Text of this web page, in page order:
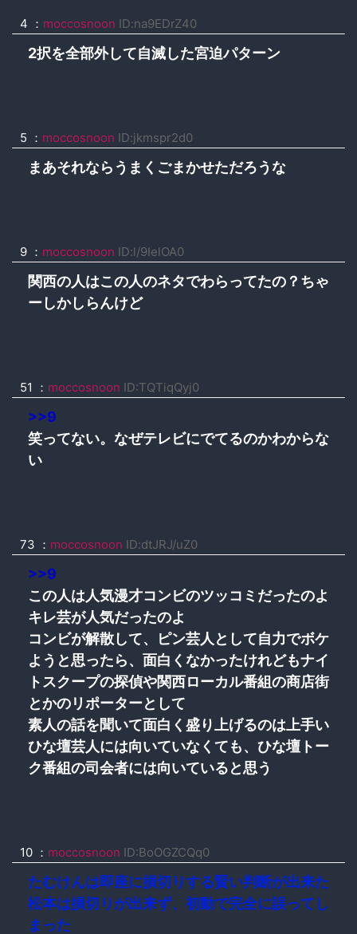
4 ： moccosnoon ID:na9EDrZ40
2択を全部外して自滅した宮迫パターン
5 ： moccosnoon ID:jkmspr2d0
まあそれならうまくごまかせただろうな
9 ： moccosnoon ID:l/9IelOA0
関西の人はこの人のネタでわらってたの？ちゃ
ーしかしらんけど
51 ： moccosnoon ID:TQTiqQyj0
>>9
笑ってない。なぜテレビにでてるのかわからな
い
73 ： moccosnoon ID:dtJRJ/uZ0
>>9
この人は人気漫才コンビのツッコミだったのよ
キレ芸が人気だったのよ
コンビが解散して、ピン芸人として自力でボケ
ようと思ったら、面白くなかったけれどもナイ
トスクープの探偵や関西ローカル番組の商店街
とかのリポーターとして
素人の話を聞いて面白く盛り上げるのは上手い
ひな壇芸人には向いていなくても、ひな壇トー
ク番組の司会者には向いていると思う
10 ： moccosnoon ID:BoOGZCQq0
たむけんは即座に損切りする賢い判断が出来た
松本は損切りが出来ず、初動で完全に誤ってし
まった